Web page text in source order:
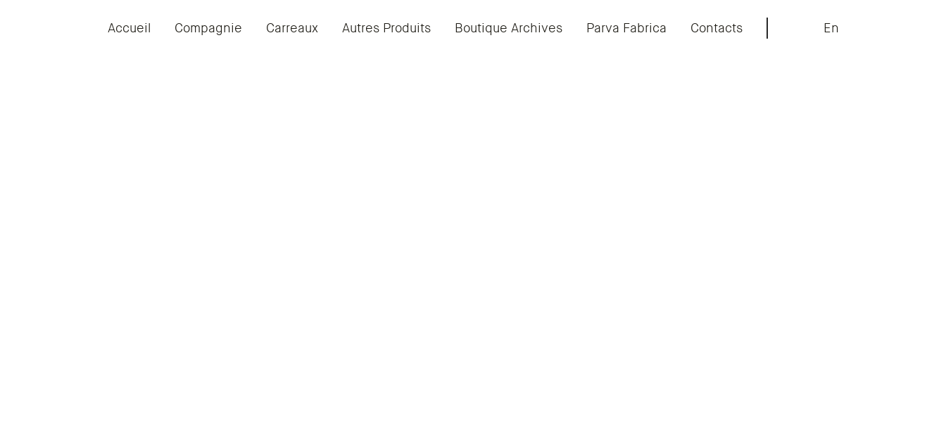
Accueil Compagnie Carreaux Autres Produits Boutique Archives Parva Fabrica Contacts En